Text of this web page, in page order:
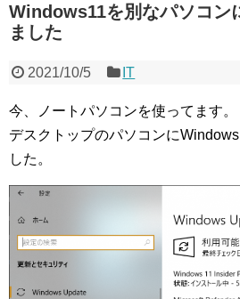
Windows11を別なパソコン
ました
2021/10/5 IT
今、ノートパソコンを使ってます
デスクトップのパソコンに
した。